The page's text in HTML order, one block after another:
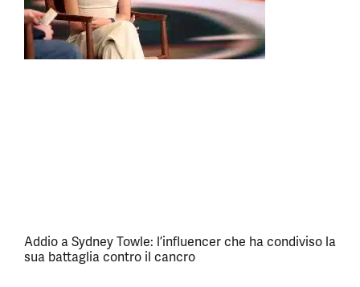
Addio a Sydney Towle: l’influencer che ha condiviso la
sua battaglia contro il cancro